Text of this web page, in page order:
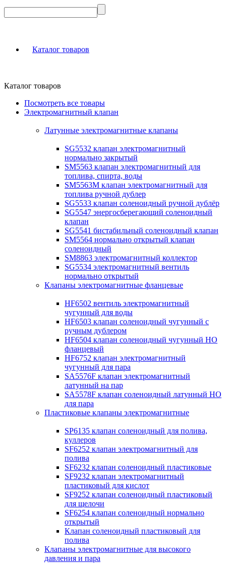
Каталог товаров
Каталог товаров
Посмотреть все товары
Электромагнитный клапан
Латунные электромагнитные клапаны
SG5532 клапан электромагнитный
нормально закрытый
SM5563 клапан электромагнитный для
топлива, спирта, воды
SM5563M клапан электромагнитный для
топлива ручной дублер
SG5533 клапан соленоидный ручной дублёр
SG5547 энергосберегающий соленоидный
клапан
SG5541 бистабильный соленоидный клапан
SM5564 нормально открытый клапан
соленоидный
SM8863 электромагнитный коллектор
SG5534 электромагнитный вентиль
нормально открытый
Клапаны электромагнитные фланцевые
HF6502 вентиль электромагнитный
чугунный для воды
HF6503 клапан соленоидный чугунный с
ручным дублером
HF6504 клапан соленоидный чугунный НО
фланцевый
HF6752 клапан электромагнитный
чугунный для пара
SA5576F клапан электромагнитный
латунный на пар
SA5578F клапан соленоидный латунный НО
для пара
Пластиковые клапаны электромагнитные
SP6135 клапан соленоидный для полива,
куллеров
SF6252 клапан электромагнитный для
полива
SF6232 клапан соленоидный пластиковые
SF9232 клапан электромагнитный
пластиковый для кислот
SF9252 клапан соленоидный пластиковый
для щелочи
SF6254 клапан соленоидный нормально
открытый
Клапан соленоидный пластиковый для
полива
Клапаны электромагнитные для высокого
давления и пара